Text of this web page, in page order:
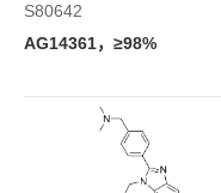
S80642
AG14361，≥98%